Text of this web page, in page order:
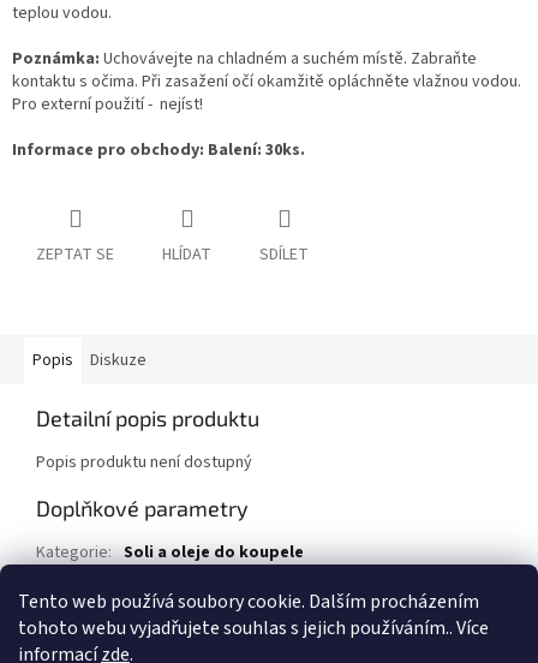
Tento web používá soubory cookie. Dalším procházením
tohoto webu vyjadřujete souhlas s jejich používáním.. Více
informacízde.
teplou vodou.
Poznámka: Uchovávejte na chladném a suchém místě. Zabraňte
kontaktu s očima. Při zasažení očí okamžitě opláchněte vlažnou vodou.
Pro externí použití - nejíst!
Informace pro obchody: Balení: 30ks.
ZEPTAT SE HLÍDAT SDÍLET
Popis Diskuze
Detailní popis produktu
Popis produktu není dostupný
Doplňkové parametry
Kategorie: Soli a oleje do koupele